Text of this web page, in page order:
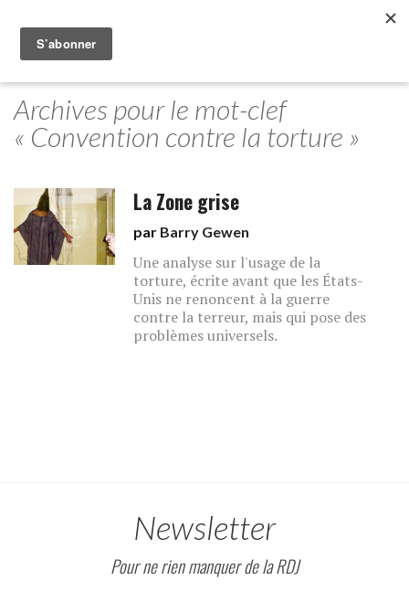
Archives pour le mot-clef
« Convention contre la torture »
La Zone grise
par Barry Gewen
Une analyse sur l'usage de la
torture, écrite avant que les États-
Unis ne renoncent à la guerre
contre la terreur, mais qui pose des
problèmes universels.
Newsletter
Pour ne rien manquer de la RDJ